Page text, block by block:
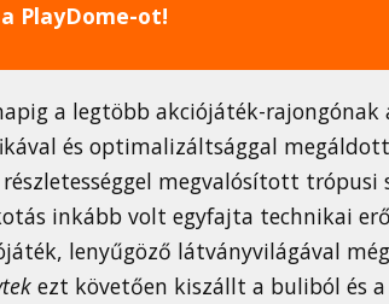
PlayDome-ot!
a legtöbb akciójáték-rajongónak
és optimalizáltsággal
megvalósított
inkább volt egyfajta technikai
lenyűgöző látványvilágával
ezt követően kiszállt a buliból és a